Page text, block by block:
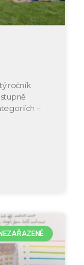
ročník
–
NEZAŘAZENÉ